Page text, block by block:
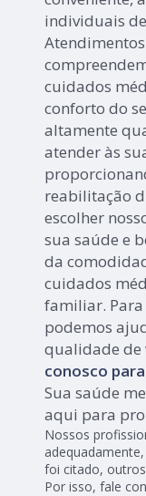
individuais
cuidados
conforto do
altamente
atender às
reabilitação
escolher
sua saúde e
da
cuidados
familiar. Para
podemos
qualidade de
conosco
Sua saúde
aqui para
Nossos
foi citado,
Por isso, fale